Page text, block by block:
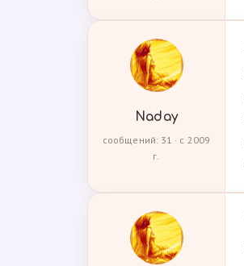
Naday
сообщений: 31 · с 2009
г.